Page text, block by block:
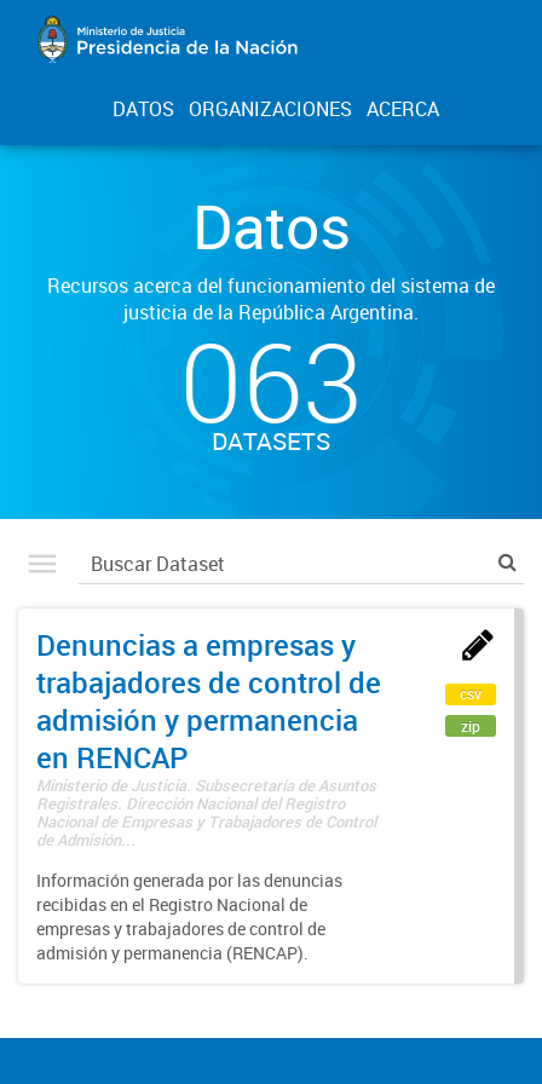
DATOS ORGANIZACIONES ACERCA
Datos
Recursos acerca del funcionamiento del sistema de
justicia de la República Argentina.
063
DATASETS
Denuncias a empresas y
trabajadores de control de
admisión y permanencia
en RENCAP
Ministerio de Justicia. Subsecretaría de Asuntos
Registrales. Dirección Nacional del Registro
Nacional de Empresas y Trabajadores de Control
de Admisión...
Información generada por las denuncias
recibidas en el Registro Nacional de
empresas y trabajadores de control de
admisión y permanencia (RENCAP).
csv
zip